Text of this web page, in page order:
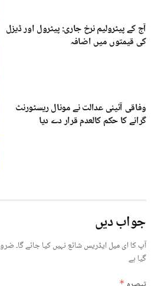
آج کے پیٹرولیم نرخ جاری: پیٹرول اور ڈیزل
کی قیمتوں میں اضافہ
وفاقی آئینی عدالت نے مونال ریسٹورنٹ
گرانے کا حکم کالعدم قرار دے دیا
جواب دیں
آپ کا ای میل ایڈریس شائع نہیں کیا جائے گا۔
گیا ہے
*